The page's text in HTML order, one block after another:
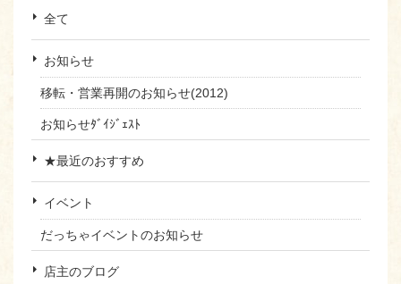
全て
お知らせ
移転・営業再開のお知らせ(2012)
お知らせﾀﾞｲｼﾞｪｽﾄ
★最近のおすすめ
イベント
だっちゃイベントのお知らせ
店主のブログ